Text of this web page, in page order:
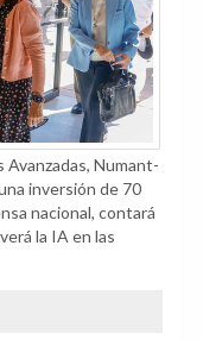
Numant-
inversión de 70
nacional, contará
la IA en las